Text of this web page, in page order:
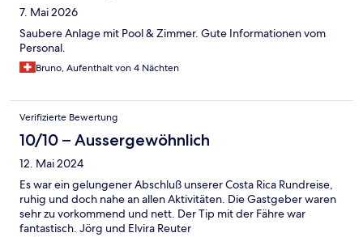
7. Mai 2026
Saubere Anlage mit Pool & Zimmer. Gute Informationen vom
Personal.
Bruno, Aufenthalt von 4 Nächten
Verifizierte Bewertung
10/10 – Aussergewöhnlich
12. Mai 2024
Es war ein gelungener Abschluß unserer Costa Rica Rundreise,
ruhig und doch nahe an allen Aktivitäten. Die Gastgeber waren
sehr zu vorkommend und nett. Der Tip mit der Fähre war
fantastisch. Jörg und Elvira Reuter